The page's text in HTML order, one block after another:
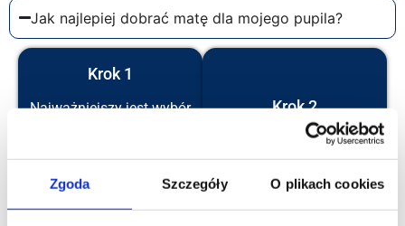
Zgoda Szczegóły O plikach cookies
Jak najlepiej dobrać matę dla mojego pupila?
Krok 1
Najważniejszy jest wybór
powinna być za mała, bo
może się to skończyć
Krok 2
Porównaj wymiary
produktu, który Cię
interesuje i sprawdź czy